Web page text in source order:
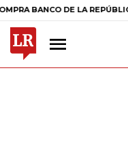
DE LA REPÚBLICA $